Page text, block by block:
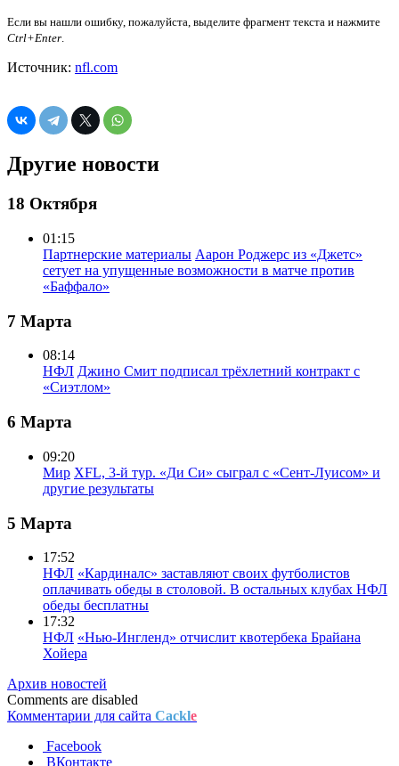
Если вы нашли ошибку, пожалуйста, выделите фрагмент текста и нажмите
Ctrl+Enter.
Источник: nfl.com
Другие новости
18 Октября
01:15
Партнерские материалы Аарон Роджерс из «Джетс»
сетует на упущенные возможности в матче против
«Баффало»
7 Марта
08:14
НФЛ Джино Смит подписал трёхлетний контракт с
«Сиэтлом»
6 Марта
09:20
Мир XFL, 3-й тур. «Ди Си» сыграл с «Сент-Луисом» и
другие результаты
5 Марта
17:52
НФЛ «Кардиналс» заставляют своих футболистов
оплачивать обеды в столовой. В остальных клубах НФЛ
обеды бесплатны
17:32
НФЛ «Нью-Ингленд» отчислит квотербека Брайана
Хойера
Архив новостей
Comments are disabled
Комментарии для сайта Cackle
Facebook
ВКонтакте